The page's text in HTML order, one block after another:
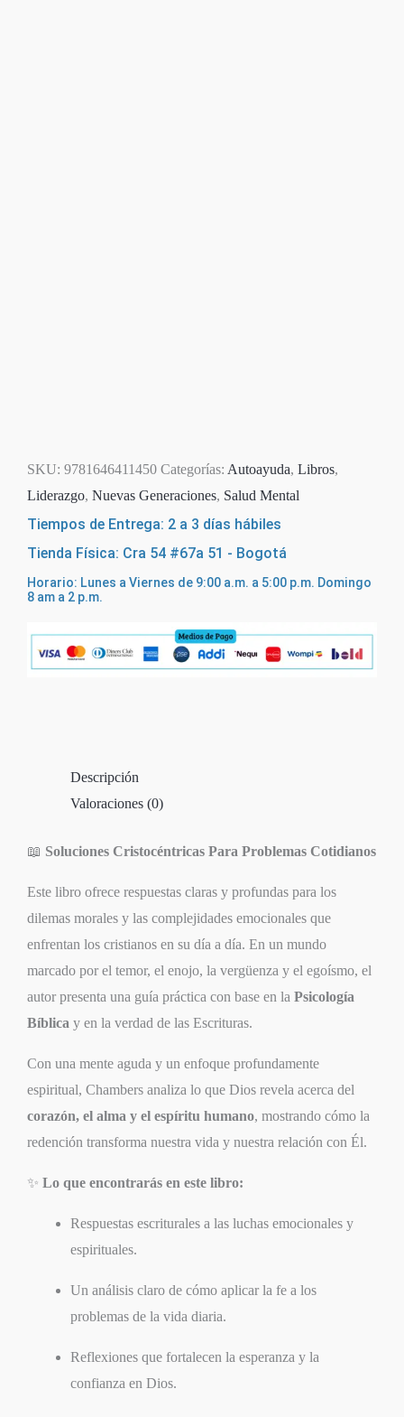
SKU: 9781646411450 Categorías: Autoayuda, Libros,
Liderazgo, Nuevas Generaciones, Salud Mental
Tiempos de Entrega: 2 a 3 días hábiles
Tienda Física: Cra 54 #67a 51 - Bogotá
Horario: Lunes a Viernes de 9:00 a.m. a 5:00 p.m. Domingo
8 am a 2 p.m.
Descripción
Valoraciones (0)
📖 Soluciones Cristocéntricas Para Problemas Cotidianos
Este libro ofrece respuestas claras y profundas para los
dilemas morales y las complejidades emocionales que
enfrentan los cristianos en su día a día. En un mundo
marcado por el temor, el enojo, la vergüenza y el egoísmo, el
autor presenta una guía práctica con base en la Psicología
Bíblica y en la verdad de las Escrituras.
Con una mente aguda y un enfoque profundamente
espiritual, Chambers analiza lo que Dios revela acerca del
corazón, el alma y el espíritu humano, mostrando cómo la
redención transforma nuestra vida y nuestra relación con Él.
✨ Lo que encontrarás en este libro:
Respuestas escriturales a las luchas emocionales y
espirituales.
Un análisis claro de cómo aplicar la fe a los
problemas de la vida diaria.
Reflexiones que fortalecen la esperanza y la
confianza en Dios.